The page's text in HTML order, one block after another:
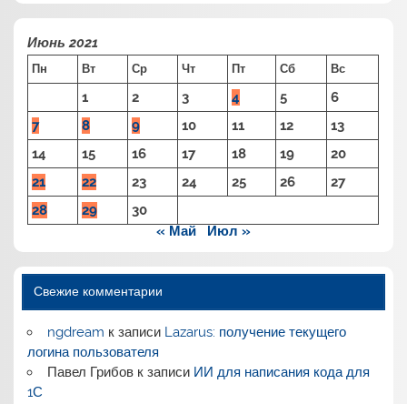
Июнь 2021
Пн Вт Ср Чт Пт Сб Вс
1 2 3 4 5
6
7
8 9 10 11 12
13
14
15 16 17 18 19
20
21
22 23 24 25 26
27
28
29
30
« Май
Июл »
Свежие комментарии
ngdream к записи Lazarus: получение текущего
логина пользователя
Павел Грибовк записи ИИ для написания кода для
1С